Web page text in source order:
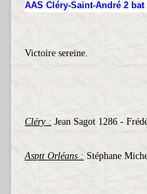
AAS Cléry-Saint-André 2
Victoire sereine.
Cléry : Jean Sagot 1286 -
Asptt Orléans : Stéphane